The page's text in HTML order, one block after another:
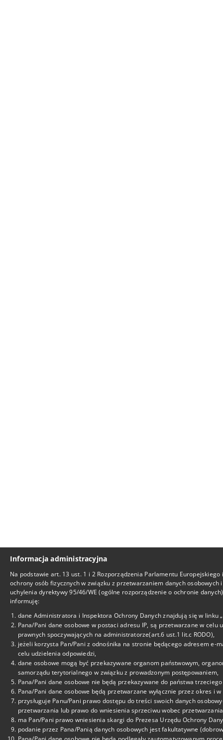
Informacja administracyjna
Na podstawie art. 13 ust. 1 i 2 Rozporządzenia Parlamentu
ochrony osób fizycznych w związku z przetwarzaniem danych
uchylenia dyrektywy 95/46/WE (ogólne rozporządzenie o ochronie
informuję:
dane Administratora i Inspektora Ochrony Danych znajdują się w linku
Pana/Pani dane osobowe w postaci adresu IP, są przetwarzane w
prawnych spoczywających na administratorze(art.6 ust.1 lit.c RODO),
jeżeli korzysta Pan/Pani z odnośnika na stronie będącego adresem e-
celu udzielenia odpowiedzi,
dane osobowe mogą być przekazywane organom państwowym,
samorządu terytorialnego w związku z prowadzonym postępowaniem,
Pana/Pani dane osobowe nie będą przekazywane do państwa
Pana/Pani dane osobowe będą przetwarzane wyłącznie przez okres i
przysługuje Panu/Pani prawo dostępu do treści swoich danych
przetwarzania lub prawo do wniesienia sprzeciwu wobec
ma Pan/Pani prawo wniesienia skargi do Prezesa Urzędu Ochrony
podanie przez Pana/Panią danych osobowych jest fakultatywne